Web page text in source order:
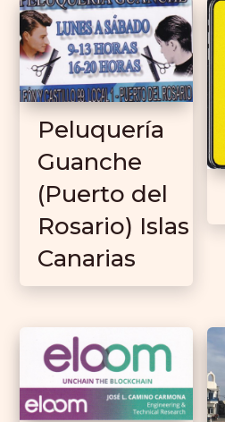
Peluquería
Guanche
(Puerto del
Rosario) Islas
Canarias